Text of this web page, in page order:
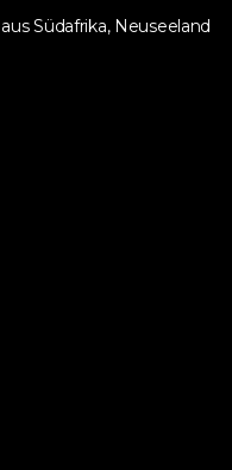
Südafrika, Neuseeland